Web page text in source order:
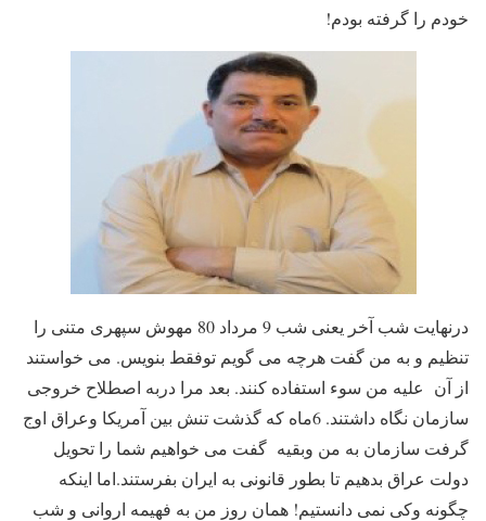
خودم را گرفته بودم!
درنهایت شب آخر یعنی شب 9 مرداد 80 مهوش سپهری متنی را
تنظیم و به من گفت هرچه می گویم توفقط بنویس. می خواستند
از آن علیه من سوء استفاده کنند. بعد مرا دربه اصطلاح خروجی
سازمان نگاه داشتند. 6ماه که گذشت تنش بین آمریکا وعراق اوج
گرفت سازمان به من وبقیه گفت می خواهیم شما را تحویل
دولت عراق بدهیم تا بطور قانونی به ایران بفرستند.اما اینکه
چگونه وکی نمی دانستیم! همان روز من به فهیمه اروانی و شب